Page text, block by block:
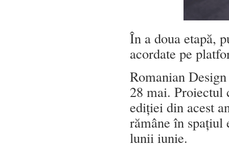
În a doua etapă,
acordate pe
Romanian
28 mai. Proiectul
ediției din acest
rămâne în
lunii iunie.